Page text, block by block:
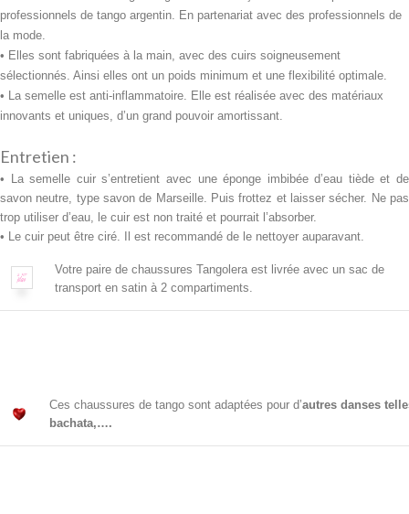
professionnels de tango argentin. En partenariat avec des professionnels de
la mode.
• Elles sont fabriquées à la main, avec des cuirs soigneusement
sélectionnés. Ainsi elles ont un poids minimum et une flexibilité optimale.
• La semelle est anti-inflammatoire. Elle est réalisée avec des matériaux
innovants et uniques, d’un grand pouvoir amortissant.
Entretien :
• La semelle cuir s’entretient avec une éponge imbibée d’eau tiède et de
savon neutre, type savon de Marseille. Puis frottez et laisser sécher. Ne pas
trop utiliser d’eau, le cuir est non traité et pourrait l’absorber.
• Le cuir peut être ciré. Il est recommandé de le nettoyer auparavant.
Votre paire de chaussures Tangolera est livrée avec un sac de
transport en satin à 2 compartiments.
Ces chaussures de tango sont adaptées pour d’autres danses
bachata,….